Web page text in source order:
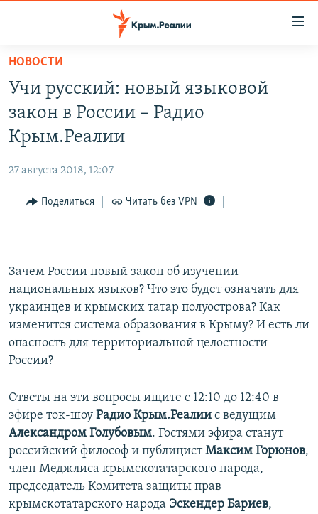
Вернуться
основному
содержанию
Вернутся
главной
навигации
Вернутся
СПЕЦПРОЕКТЫ
11 ЛЕТ ОККУПАЦИИ КРЫМА. 11 ИСТОРИЙ СОПРОТИВЛЕНИЯ
ВОДА
ЕЩЕ
ИНТЕРАКТИВ
ПРОПАВШИЕ БЕЗ ВЕСТИ
ПОБЕДИТЕЛЕЙ НЕ СУДЯТ?
КРЫМ.НЕПОКОРЕННЫЙ
УКРАИНСКАЯ ПРОБЛЕМА КРЫМА
РАДІО СВОБОДА
Українською
Qırımtatar
ПРИСОЕДИНЯЙТЕСЬ!
Все сайты RFE/RL
НОВОСТИ
Учи русский: новый языковой
закон в России – Радио
Крым.Реалии
27 августа 2018, 12:07
Поделиться Читать без VPN
Зачем России новый закон об изучении
национальных языков? Что это будет означать для
украинцев и крымских татар полуострова? Как
изменится система образования в Крыму? И есть ли
опасность для территориальной целостности
России?
Ответы на эти вопросы ищите с 12:10 до 12:40 в
эфире ток-шоу Радио Крым.Реалии с ведущим
Александром Голубовым. Гостями эфира станут
российский философ и публицистМаксим Горюнов,
член Меджлиса крымскотатарского народа,
председатель Комитета защиты прав
крымскотатарского народа Эскендер Бариев,